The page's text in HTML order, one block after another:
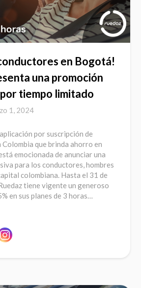
en Bogotá!
una promoción
tiempo limitado
1, 2024
por suscripción de
Colombia que brinda ahorro en
emocionada de anunciar una
para los conductores, hombres
colombiana. Hasta el 31 de
tiene vigente un generoso
en sus planes de 3 horas…